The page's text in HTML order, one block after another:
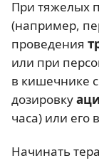
При тяжелых
(например,
проведения
или при
в кишечнике
дозировку
часа) или его
Начинать